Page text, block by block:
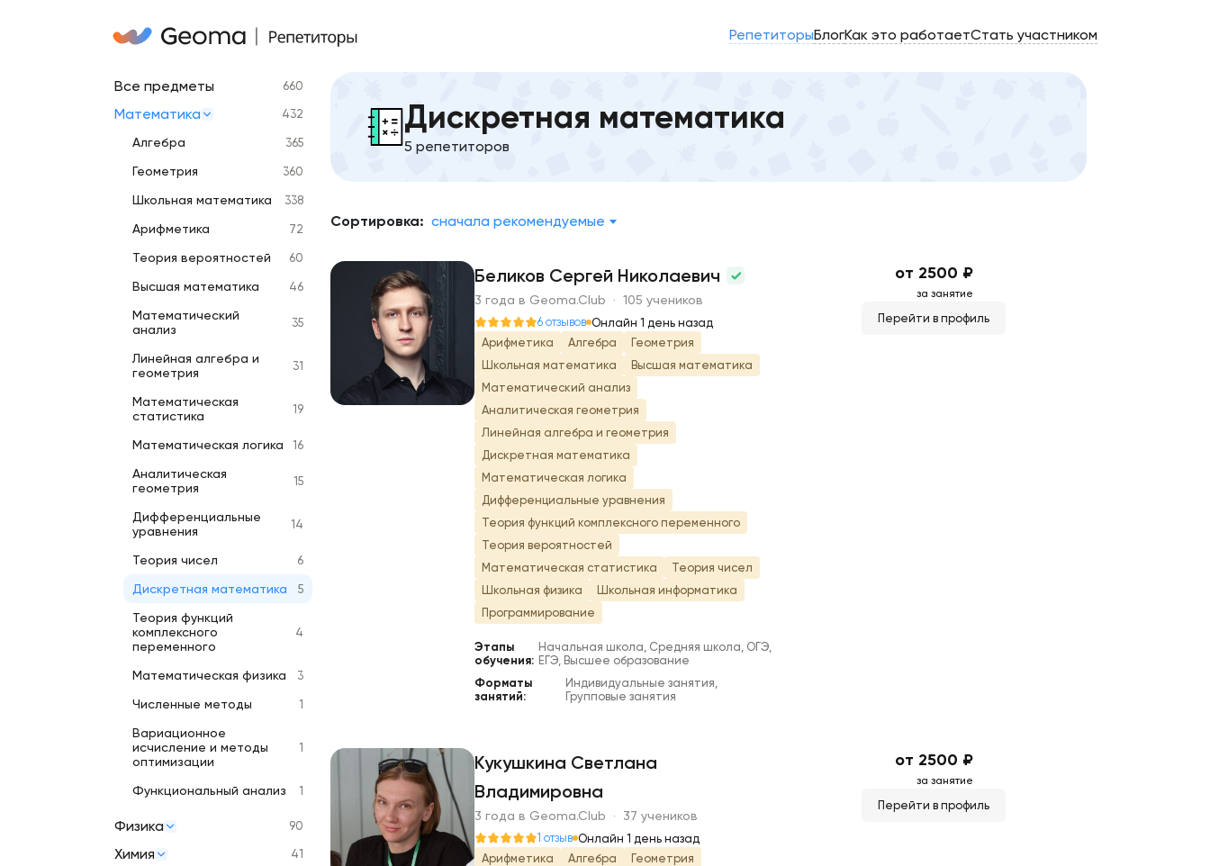
РепетиторыБлогКак это работаетСтать участником
Все предметы 660
Математика 432
Алгебра 365
Геометрия 360
Школьная математика 338
Арифметика 72
Теория вероятностей 60
Высшая математика 46
Математический
анализ
35
Линейная алгебра и
геометрия
31
Математическая
статистика
19
Математическая логика 16
Аналитическая
геометрия
15
Дифференциальные
уравнения
14
Теория чисел 6
Дискретная математика 5
Теория функций
комплексного
переменного
4
Математическая физика 3
Численные методы 1
Вариационное
исчисление и методы
оптимизации
1
Функциональный анализ 1
Физика 90
Химия 41
Дискретная математика
5 репетиторов
Сортировка: сначала рекомендуемые
Б
Беликов Сергей Николаевич
3 года в Geoma.Club · 105 учеников
6 отзывов Онлайн 1 день назад
Арифметика
Алгебра
Геометрия
Школьная математика
Высшая математика
Математический анализ
Аналитическая геометрия
Линейная алгебра и геометрия
Дискретная математика
Математическая логика
Дифференциальные уравнения
Теория функций комплексного переменного
Теория вероятностей
Математическая статистика
Теория чисел
Школьная физика
Школьная информатика
Программирование
Этапы
обучения:
Начальная школа, Средняя школа, ОГЭ,
ЕГЭ, Высшее образование
Форматы
занятий:
Индивидуальные занятия,
Групповые занятия
от 2500 ₽
за занятие
Перейти в профиль
К
Кукушкина Светлана
Владимировна
3 года в Geoma.Club · 37 учеников
1 отзыв Онлайн 1 день назад
Арифметика
Алгебра
Геометрия
от 2500 ₽
за занятие
Перейти в профиль